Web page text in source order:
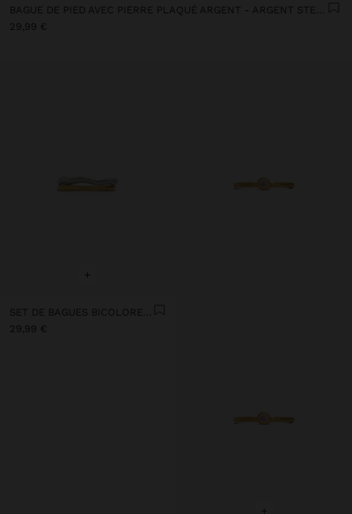
BAGUE DE PIED AVEC PIERRE PLAQUÉ ARGENT - ARGENT STERLING 925
29,99 €
+
SET DE BAGUES BICOLORES POUR ORTEILS PLAQUÉ OR 18 CARATS - ARGENT STERLING 925
29,99 €
+